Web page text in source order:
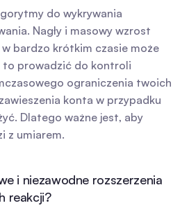
do wykrywania
Nagły i masowy wzrost
bardzo krótkim czasie może
to prowadzić do kontroli
ograniczenia twoich
konta w przypadku
Dlatego ważne jest, aby
z umiarem.
i niezawodne rozszerzenia
reakcji?